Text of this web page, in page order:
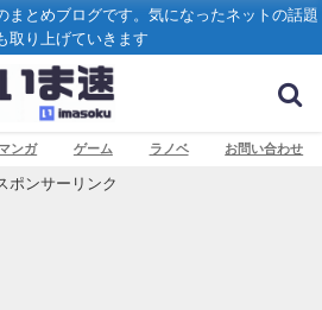
まとめブログです。気になったネットの話題
取り上げていきます
マンガ ゲーム ラノベ お問い合わせ
ポンサーリンク